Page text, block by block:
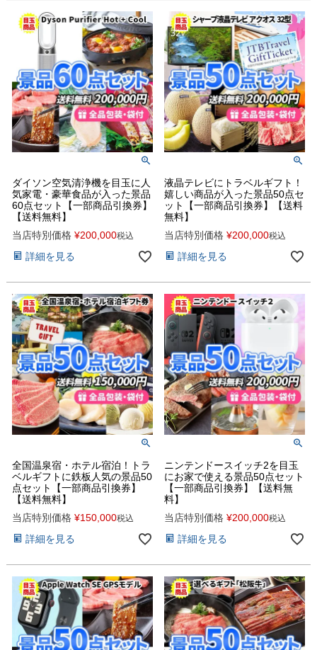
ダイソン空気清浄機を目玉に人
気家電・豪華食品が入った景品
60点セット【一部商品引換券】
【送料無料】
当店特別価格 ¥200,000税込
詳細を見る
液晶テレビにトラベルギフト！
嬉しい商品が入った景品50点セ
ット【一部商品引換券】【送料
無料】
当店特別価格 ¥200,000税込
詳細を見る
全国温泉宿・ホテル宿泊！トラ
ベルギフトに鉄板人気の景品50
点セット【一部商品引換券】
【送料無料】
当店特別価格 ¥150,000税込
詳細を見る
ニンテンドースイッチ2を目玉
にお家で使える景品50点セット
【一部商品引換券】【送料無
料】
当店特別価格 ¥200,000税込
詳細を見る